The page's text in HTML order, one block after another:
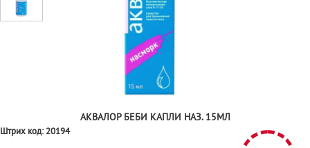
АКВАЛОР БЕБИ КАПЛИ НАЗ. 15МЛ
Штрих код:20194